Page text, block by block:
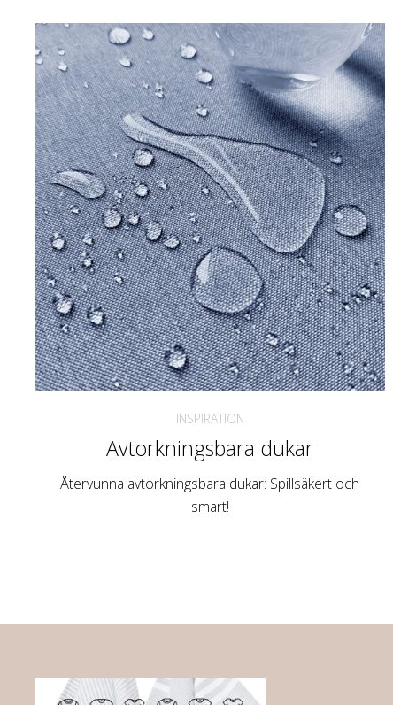
INSPIRATION
Avtorkningsbara dukar
Återvunna avtorkningsbara dukar: Spillsäkert och
smart!